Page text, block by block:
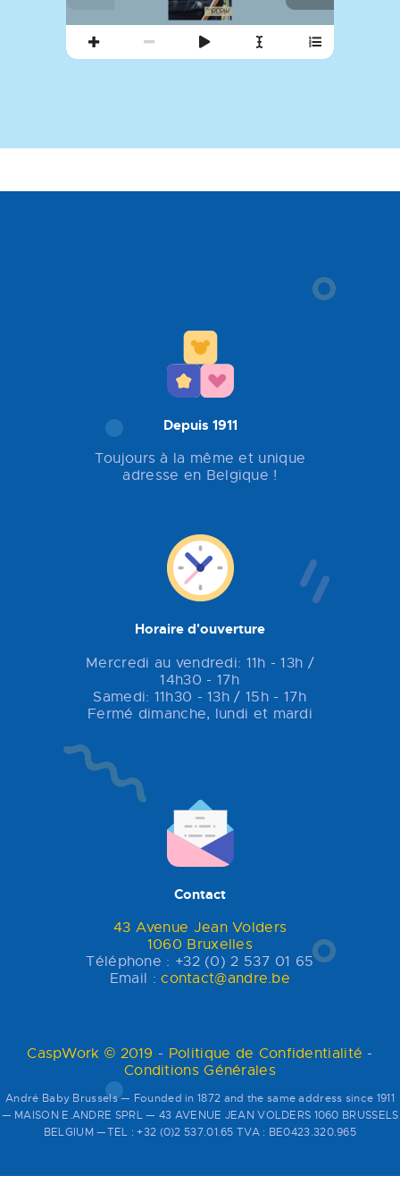
Depuis 1911
Toujours à la même et unique
adresse en Belgique !
Horaire d'ouverture
Mercredi au vendredi: 11h - 13h /
14h30 - 17h
Samedi: 11h30 - 13h / 15h - 17h
Fermé dimanche, lundi et mardi
Contact
43 Avenue Jean Volders
1060 Bruxelles
Téléphone : +32 (0) 2 537 01 65
Email :contact@andre.be
CaspWork © 2019 - Politique de Confidentialité -
Conditions Générales
André Baby Brussels — Founded in 1872 and the same address since 1911
— MAISON E.ANDRE SPRL — 43 AVENUE JEAN VOLDERS 1060 BRUSSELS
BELGIUM —TEL : +32 (0)2 537.01.65 TVA : BE0423.320.965